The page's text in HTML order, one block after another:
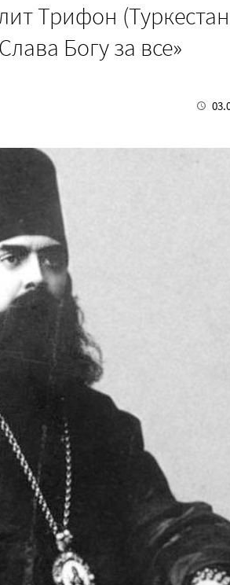
Трифон
Богу за все»